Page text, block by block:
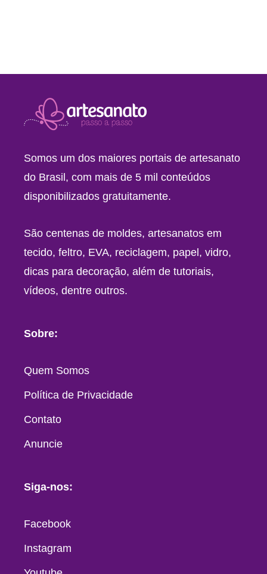
Somos um dos maiores portais de artesanato
do Brasil, com mais de 5 mil conteúdos
disponibilizados gratuitamente.
São centenas de moldes, artesanatos em
tecido, feltro, EVA, reciclagem, papel, vidro,
dicas para decoração, além de tutoriais,
vídeos, dentre outros.
Sobre:
Quem Somos
Política de Privacidade
Contato
Anuncie
Siga-nos:
Facebook
Instagram